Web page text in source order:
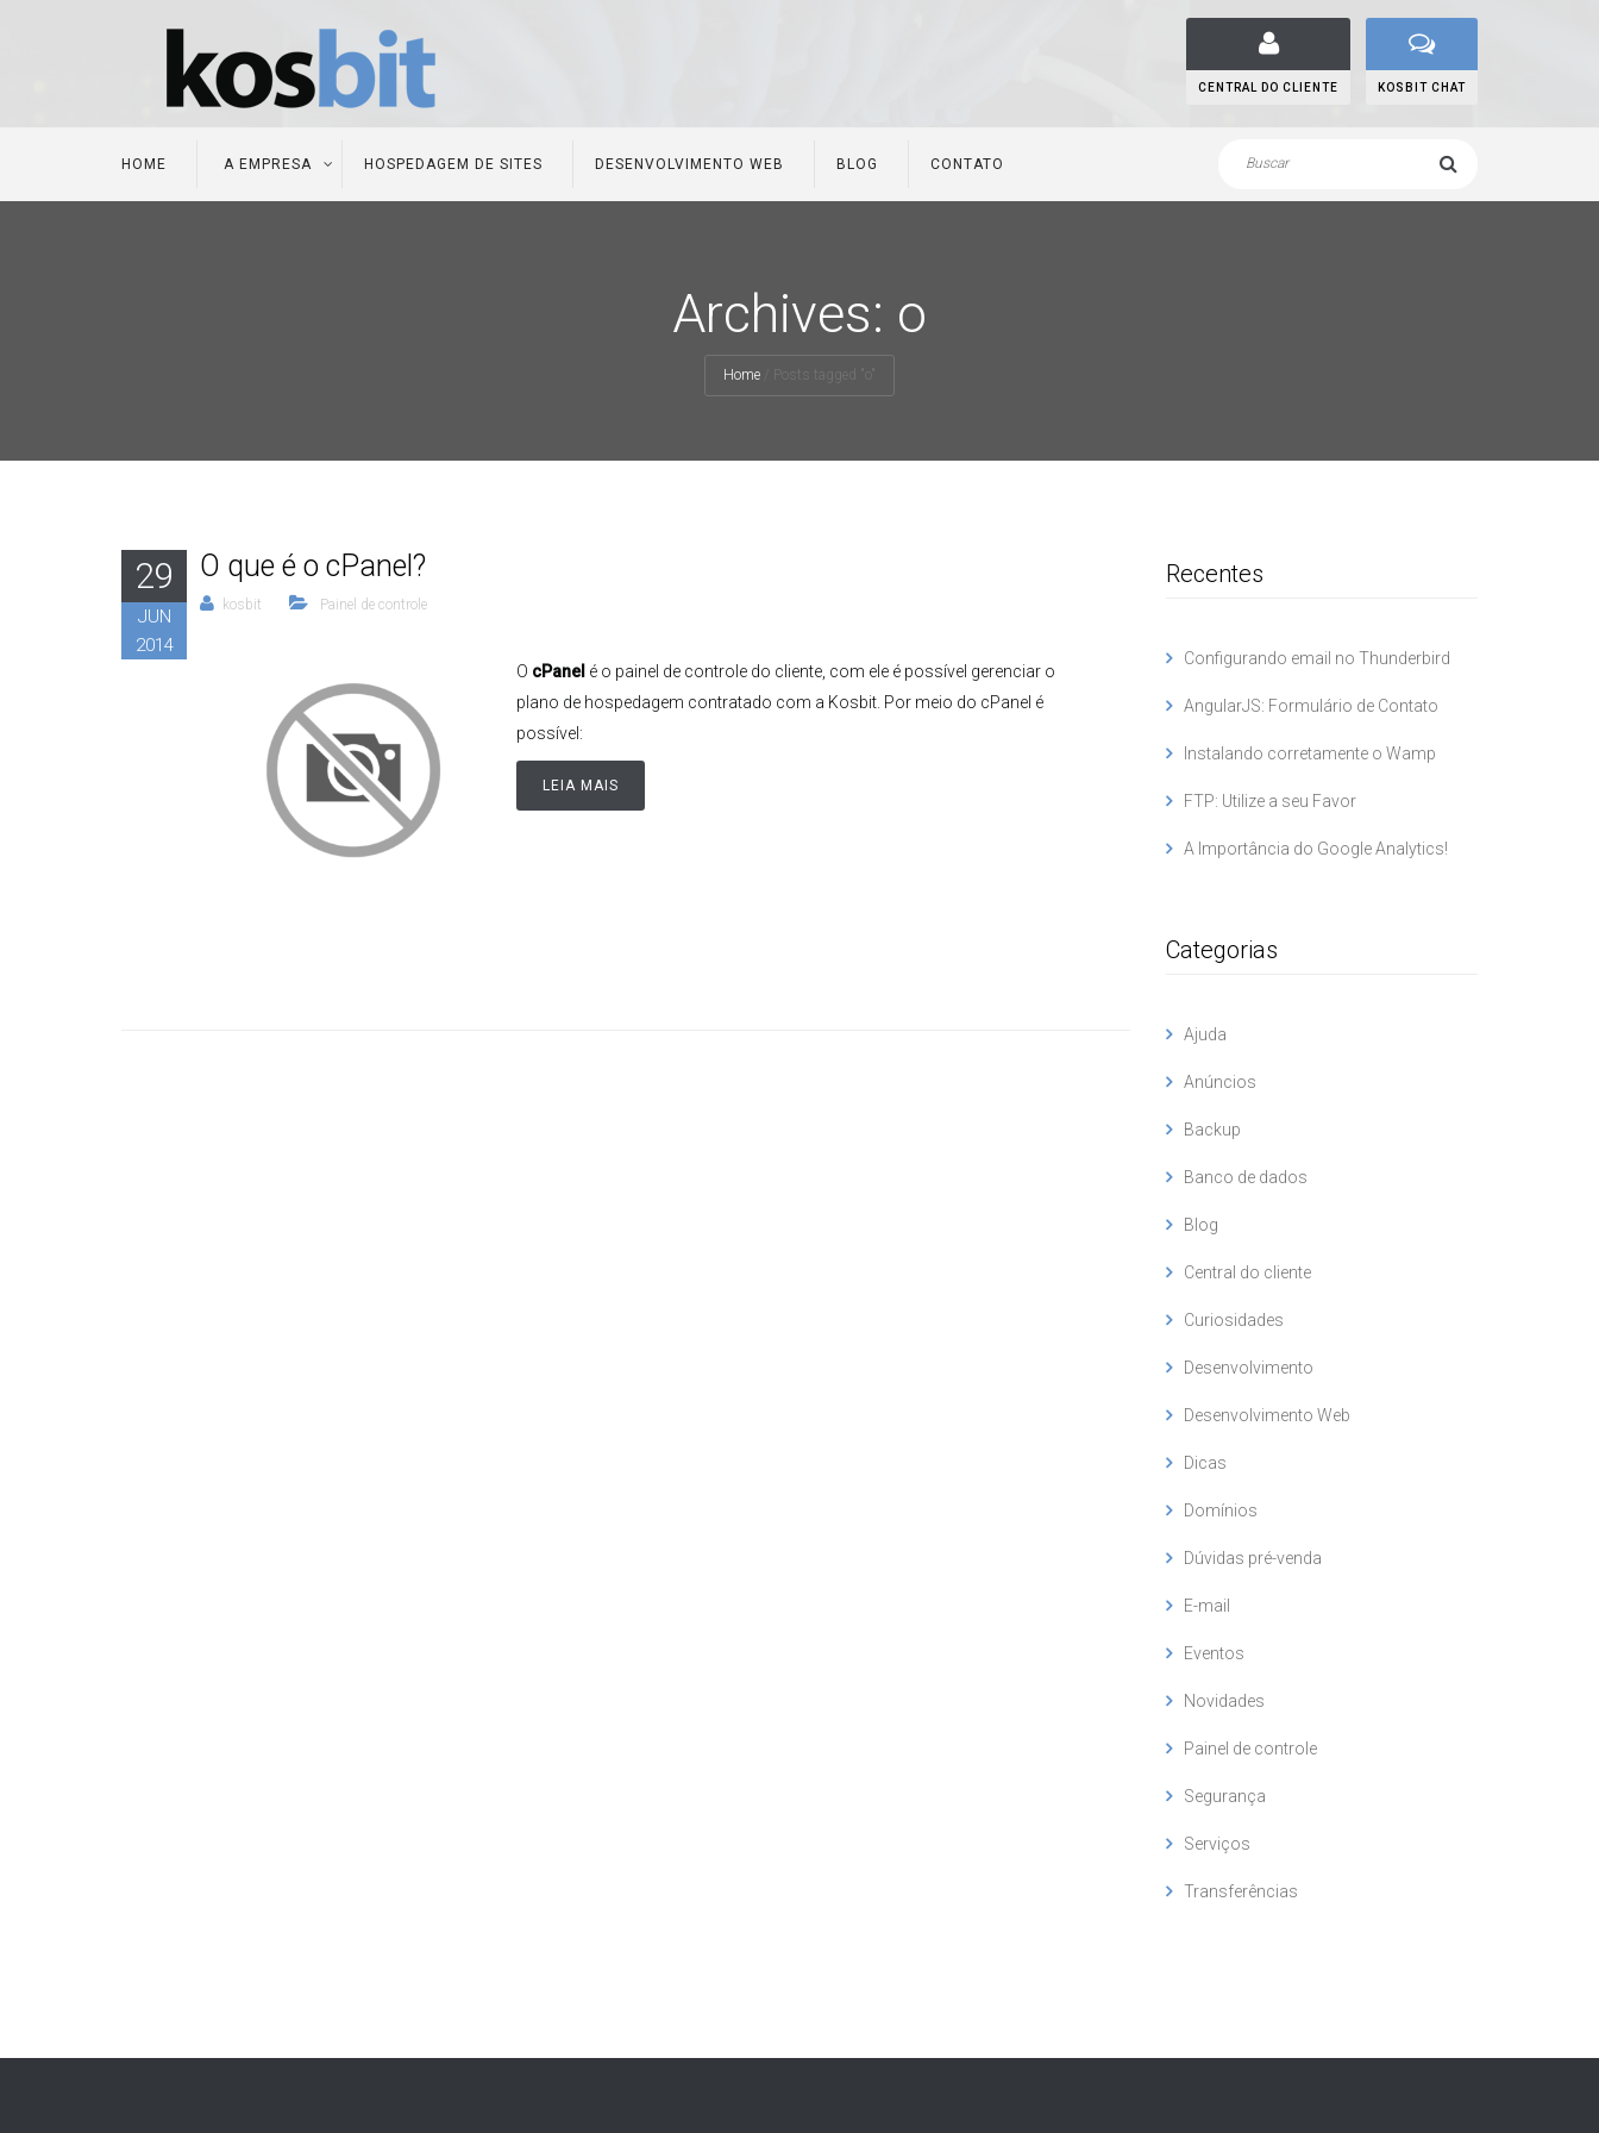
CENTRAL DO CLIENTE KOSBIT CHAT
HOME A EMPRESA HOSPEDAGEM DE SITES DESENVOLVIMENTO WEB BLOG CONTATO
Archives: o
Home Posts tagged "o"
29
JUN
2014
O que é o cPanel?
kosbit Painel de controle
O cPanel é o painel de controle do cliente, com ele é possível gerenciar o
plano de hospedagem contratado com a Kosbit. Por meio do cPanel é
possível:
LEIA MAIS
Recentes
Configurando email no Thunderbird
AngularJS: Formulário de Contato
Instalando corretamente o Wamp
FTP: Utilize a seu Favor
A Importância do Google Analytics!
Categorias
Ajuda
Anúncios
Backup
Banco de dados
Blog
Central do cliente
Curiosidades
Desenvolvimento
Desenvolvimento Web
Dicas
Domínios
Dúvidas pré-venda
E-mail
Eventos
Novidades
Painel de controle
Segurança
Serviços
Transferências